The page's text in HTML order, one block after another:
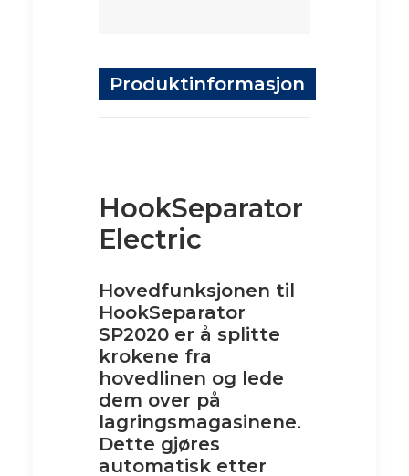
Produktinformasjon
HookSeparator
Electric
Hovedfunksjonen til
HookSeparator
SP2020 er å splitte
krokene fra
hovedlinen og lede
dem over på
lagringsmagasinene.
Dette gjøres
automatisk etter